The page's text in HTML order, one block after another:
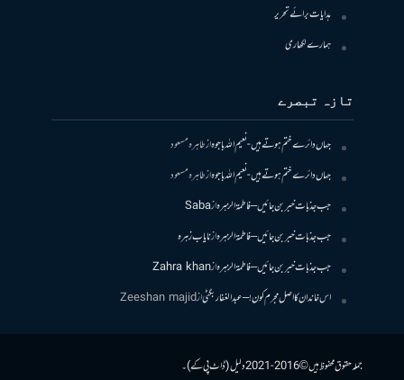
ہدایات برائے تحریر
ہمارے لکھاری
تازہ تبصرے
جہاں دائرے ختم ہوتے ہیں- نعیم اللہ باجوہازطاہرہ مسعود
جہاں دائرے ختم ہوتے ہیں- نعیم اللہ باجوہازطاہرہ مسعود
جب جذبات خبر بن جائیں – فاطمۃالزہرہازSaba
جب جذبات خبر بن جائیں – فاطمۃالزہرہازنایاب زہرہ
جب جذبات خبر بن جائیں – فاطمۃالزہرہازZahra khan
اس خاندان کا اصل مجرم کون! – عبدالغفار بگٹیازZeeshan majid
جملہ حقوق محفوظ ہیں © 2016-2021 دلیل (ڈاٹ پی کے)۔